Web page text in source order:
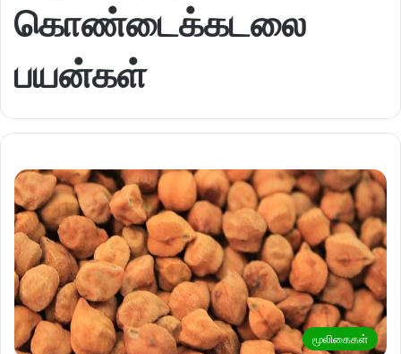
கொண்டைக்கடலை
பயன்கள்
மூலிகைகள்